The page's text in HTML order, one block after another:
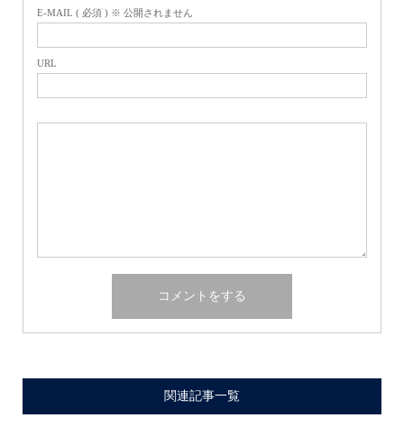
E-MAIL ( 必須 ) ※ 公開されません
URL
関連記事一覧